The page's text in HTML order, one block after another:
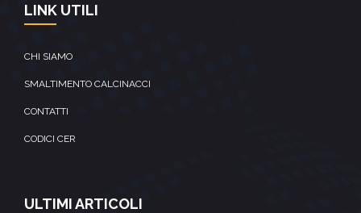
LINK UTILI
CHI SIAMO
SMALTIMENTO CALCINACCI
CONTATTI
CODICI CER
ULTIMI ARTICOLI